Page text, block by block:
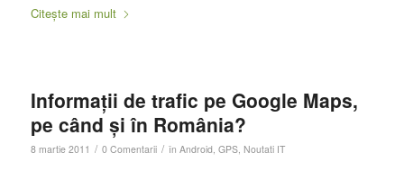
Citește mai mult
Informaţii de trafic pe Google Maps,
pe când şi în România?
8 martie 2011 / 0 Comentarii / în Android GPS, Noutati IT